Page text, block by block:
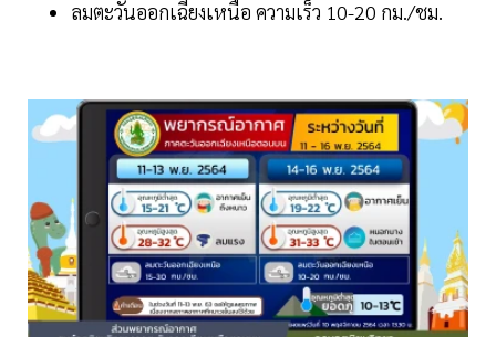
ลมตะวันออกเฉียงเหนือ ความเร็ว 10-20 กม./ชม.